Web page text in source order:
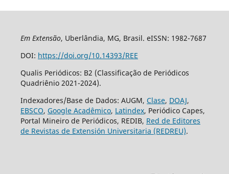
Em Extensão, Uberlândia, MG, Brasil. eISSN: 1982-7687
DOI: https://doi.org/10.14393/REE
Qualis Periódicos: B2 (Classificação de Periódicos
Quadriênio 2021-2024).
Indexadores/Base de Dados: AUGM, Clase, DOAJ,
EBSCO, Google Acadêmico, Latindex, Periódico Capes,
Portal Mineiro de Periódicos, REDIB, Red de Editores
de Revistas de Extensión Universitaria (REDREU).